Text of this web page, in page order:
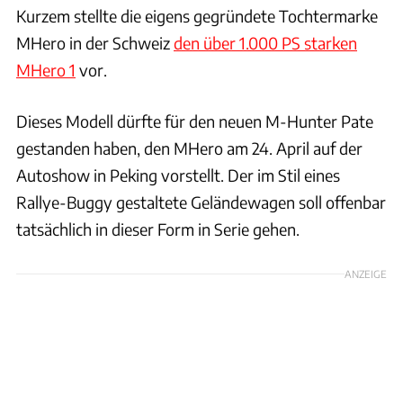
Kurzem stellte die eigens gegründete Tochtermarke
MHero in der Schweizden über 1.000 PS starken
MHero 1 vor.
Dieses Modell dürfte für den neuen M-Hunter Pate
gestanden haben, den MHero am 24. April auf der
Autoshow in Peking vorstellt. Der im Stil eines
Rallye-Buggy gestaltete Geländewagen soll offenbar
tatsächlich in dieser Form in Serie gehen.
ANZEIGE